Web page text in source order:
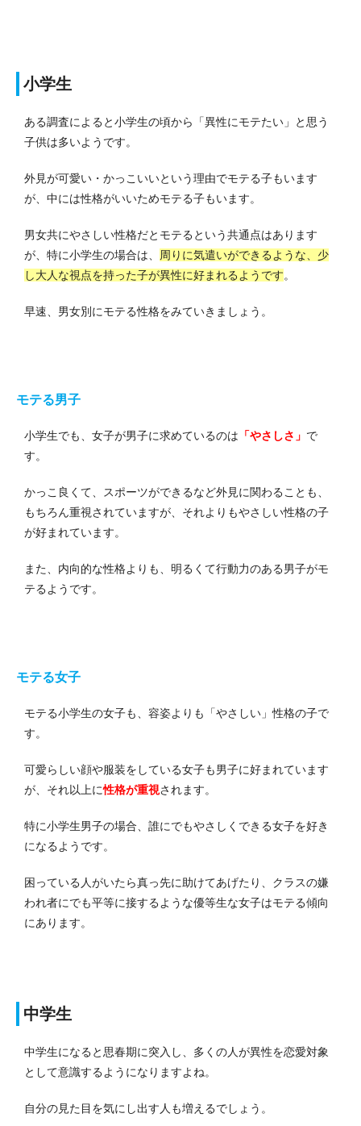
小学生
ある調査によると小学生の頃から「異性にモテたい」と思う
子供は多いようです。
外見が可愛い・かっこいいという理由でモテる子もいます
が、中には性格がいいためモテる子もいます。
男女共にやさしい性格だとモテるという共通点はあります
が、特に小学生の場合は、
周りに気遣いができるような、少
し大人な視点を持った子が異性に好まれるようです。
早速、男女別にモテる性格をみていきましょう。
モテる男子
小学生でも、女子が男子に求めているのは 「やさしさ」 で
す。
かっこ良くて、スポーツができるなど外見に関わることも、
もちろん重視されていますが、それよりもやさしい性格の子
が好まれています。
また、内向的な性格よりも、明るくて行動力のある男子がモ
テるようです。
モテる女子
モテる小学生の女子も、容姿よりも「やさしい」性格の子で
す。
可愛らしい顔や服装をしている女子も男子に好まれています
が、それ以上に性格が重視されます。
特に小学生男子の場合、誰にでもやさしくできる女子を好き
になるようです。
困っている人がいたら真っ先に助けてあげたり、クラスの嫌
われ者にでも平等に接するような優等生な女子はモテる傾向
にあります。
中学生
中学生になると思春期に突入し、多くの人が異性を恋愛対象
として意識するようになりますよね。
自分の見た目を気にし出す人も増えるでしょう。